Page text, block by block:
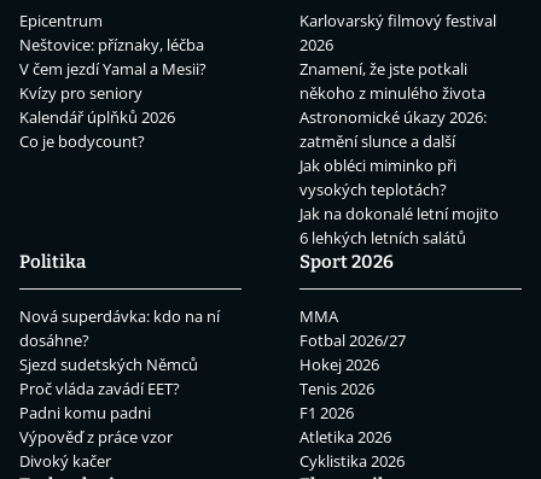
Epicentrum
Neštovice: příznaky, léčba
V čem jezdí Yamal a Mesii?
Kvízy pro seniory
Kalendář úplňků 2026
Co je bodycount?
Karlovarský filmový festival
2026
Znamení, že jste potkali
někoho z minulého života
Astronomické úkazy 2026:
zatmění slunce a další
Jak obléci miminko při
vysokých teplotách?
Jak na dokonalé letní mojito
6 lehkých letních salátů
Politika
Nová superdávka: kdo na ní
dosáhne?
Sjezd sudetských Němců
Proč vláda zavádí EET?
Padni komu padni
Výpověď z práce vzor
Divoký kačer
Sport 2026
MMA
Fotbal 2026/27
Hokej 2026
Tenis 2026
F1 2026
Atletika 2026
Cyklistika 2026